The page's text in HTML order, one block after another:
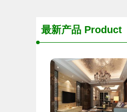
最新产品 Product